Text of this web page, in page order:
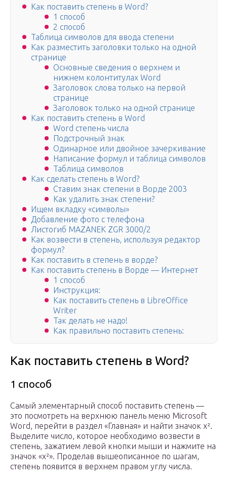
Как поставить степень в Word?
1 способ
2 способ
Таблица символов для ввода степени
Как разместить заголовки только на одной
странице
Основные сведения о верхнем и
нижнем колонтитулах Word
Заголовок слова только на первой
странице
Заголовок только на одной странице
Как поставить степень в Word
Word степень числа
Подстрочный знак
Одинарное или двойное зачеркивание
Написание формул и таблица символов
Таблица символов
Как сделать степень в Word?
Ставим знак степени в Ворде 2003
Как удалить знак степени?
Ищем вкладку «символы»
Добавление фото с телефона
Листогиб MAZANEK ZGR 3000/2
Как возвести в степень, используя редактор
формул?
Как поставить в степень в ворде?
Как поставить степень в Ворде — Интернет
1 способ
Инструкция:
Как поставить степень в LibreOffice
Writer
Так делать не надо!
Как правильно поставить степень:
Как поставить степень в Word?
1 способ
Самый элементарный способ поставить степень —
это посмотреть на верхнюю панель меню Microsoft
Word, перейти в раздел «Главная» и найти значок x².
Выделите число, которое необходимо возвести в
степень, зажатием левой кнопки мыши и нажмите на
значок «x²». Проделав вышеописанное по шагам,
степень появится в верхнем правом углу числа.